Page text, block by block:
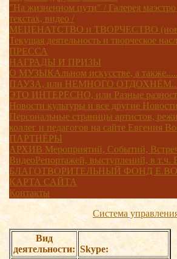
"На жизненном пути" / Галерея
текстах, видео /
МЕЦЕНАТСТВО и ТВОРЧЕСТВО
Текущая деятельность и творческое
ПРЕССА
НАГРАДЫ И ПРИЗЫ
О МУЗЫКАльном искусстве, а
ПАУЗА, или НЕМНОГО
ЭТО ИНТЕРЕСНО, или Разные
Новости культуры и все другие
Персональные страницы артистов,
коллег и педагогов на сайте Евгения
ПАРТНЁРЫ
АРХИВ Мероприятий, Событий,
ВидеоРепортажей, выступлений, в т.ч.
БЛАГОТВОРИТЕЛЬНЫЙ ФОНД
КАРТА САЙТА
Контакты
Система
Вид
деятельности: Skype: